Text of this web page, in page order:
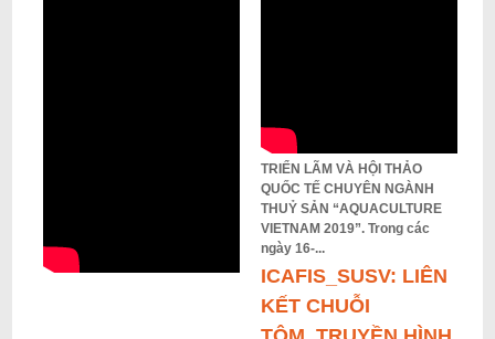
TRIỂN LÃM VÀ HỘI THẢO
QUỐC TẾ CHUYÊN NGÀNH
THUỶ SẢN “AQUACULTURE
VIETNAM 2019”. Trong các
ngày 16-...
ICAFIS_SUSV: LIÊN
KẾT CHUỖI